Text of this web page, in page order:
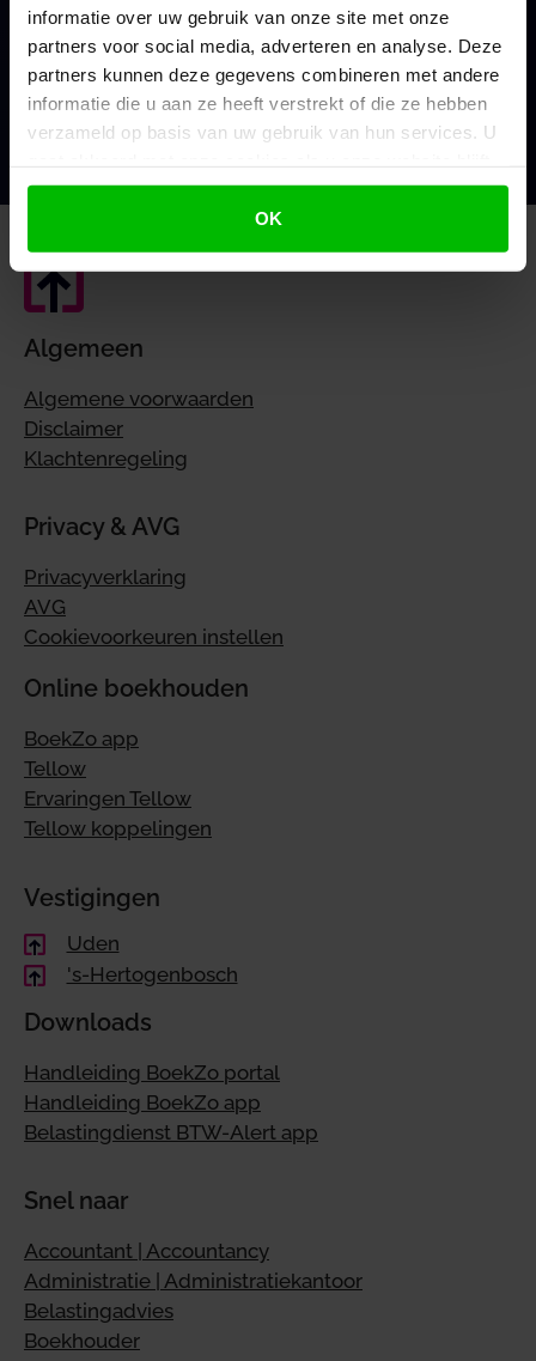
informatie over uw gebruik van onze site met onze
partners voor social media, adverteren en analyse. Deze
partners kunnen deze gegevens combineren met andere
informatie die u aan ze heeft verstrekt of die ze hebben
verzameld op basis van uw gebruik van hun services. U
gebruiken.
OK
consultants. Met vaste prijzen, scherp advies en
brede ondersteuning.
Mijn voordeel berekenen
Algemeen
Algemene voorwaarden
Disclaimer
Klachtenregeling
Privacy & AVG
Privacyverklaring
AVG
Cookievoorkeuren instellen
Online boekhouden
BoekZo app
Tellow
Ervaringen Tellow
Tellow koppelingen
Vestigingen
Uden
's-Hertogenbosch
Downloads
Handleiding BoekZo portal
Handleiding BoekZo app
Belastingdienst BTW-Alert app
Snel naar
Accountant | Accountancy
Administratie | Administratiekantoor
Belastingadvies
Boekhouder